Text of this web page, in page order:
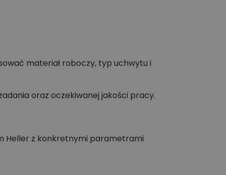
materiał roboczy, typ uchwytu i
oraz oczekiwanej jakości pracy.
Heller z konkretnymi parametrami